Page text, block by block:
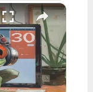
×